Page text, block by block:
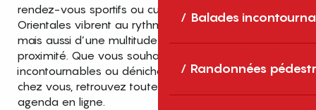
Balades
Randonnées
rendez-vous sportifs ou culturels… les Pyrénées-
Orientales vibrent au rythme de grands temps forts
mais aussi d’une multitude d’événements de
proximité. Que vous souhaitiez vivre les
incontournables ou dénicher des sorties près de
chez vous, retrouvez toutes les infos dans notre
agenda en ligne.
Top des événements et sorties
en famille
cet été dans les Pyrénées-Orientales